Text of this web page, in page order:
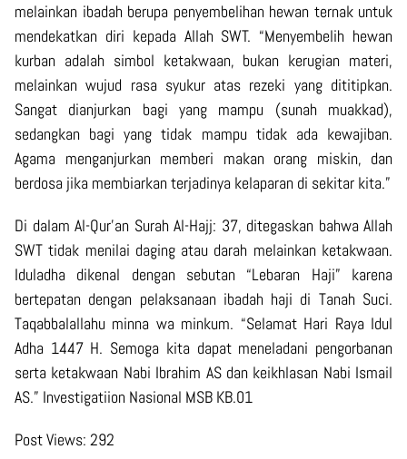
melainkan ibadah berupa penyembelihan hewan ternak untuk
mendekatkan diri kepada Allah SWT. “Menyembelih hewan
kurban adalah simbol ketakwaan, bukan kerugian materi,
melainkan wujud rasa syukur atas rezeki yang dititipkan.
Sangat dianjurkan bagi yang mampu (sunah muakkad),
sedangkan bagi yang tidak mampu tidak ada kewajiban.
Agama menganjurkan memberi makan orang miskin, dan
berdosa jika membiarkan terjadinya kelaparan di sekitar kita.”
Di dalam Al-Qur’an Surah Al-Hajj: 37, ditegaskan bahwa Allah
SWT tidak menilai daging atau darah melainkan ketakwaan.
Iduladha dikenal dengan sebutan “Lebaran Haji” karena
bertepatan dengan pelaksanaan ibadah haji di Tanah Suci.
Taqabbalallahu minna wa minkum. “Selamat Hari Raya Idul
Adha 1447 H. Semoga kita dapat meneladani pengorbanan
serta ketakwaan Nabi Ibrahim AS dan keikhlasan Nabi Ismail
AS.” Investigatiion Nasional MSB KB.01
Post Views: 292